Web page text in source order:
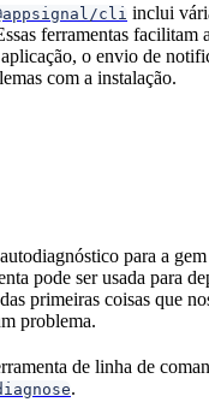
cli inclui
ferramentas facilitam
o envio de
com a instalação.
para a
pode ser usada para
primeiras coisas que
problema.
de linha de
.